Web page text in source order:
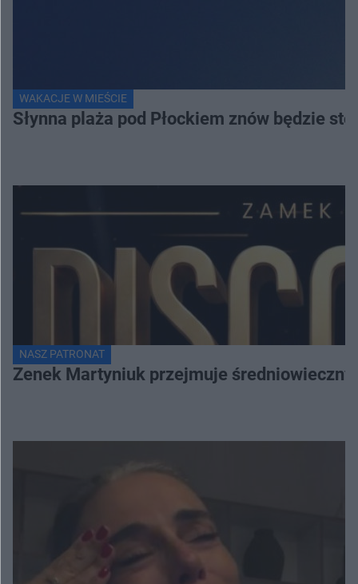
WAKACJE W MIEŚCIE
Słynna plaża pod Płockiem znów będzie
NASZ PATRONAT
Zenek Martyniuk przejmuje